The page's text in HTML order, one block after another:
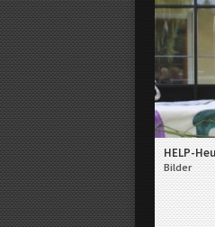
o
n
HELP-
Bilder